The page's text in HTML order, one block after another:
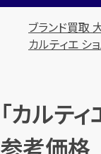
ブランド買取
カルティエ シ
「カルテ
参考価格